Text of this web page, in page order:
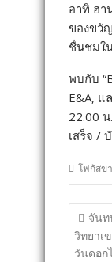
อาทิ ฮ
ของขวัญ
ชื่นชมใ
พบกับ
E&A, แ
22.00
เสร็จ /
โฟกัสข่
แน
เรื่อง
จันท
วิทยาเ
วันดอก